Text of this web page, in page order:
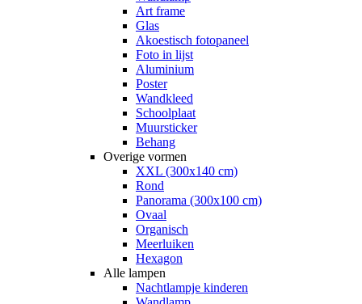
Art frame
Glas
Akoestisch fotopaneel
Foto in lijst
Aluminium
Poster
Wandkleed
Schoolplaat
Muursticker
Behang
Overige vormen
XXL (300x140 cm)
Rond
Panorama (300x100 cm)
Ovaal
Organisch
Meerluiken
Hexagon
Alle lampen
Nachtlampje kinderen